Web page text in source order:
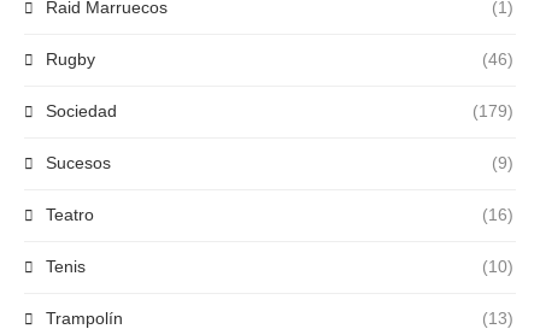
Raid Marruecos (1)
Rugby (46)
Sociedad (179)
Sucesos (9)
Teatro (16)
Tenis (10)
Trampolín (13)